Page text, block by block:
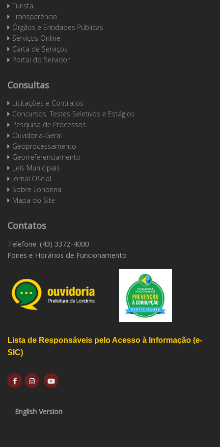
Turista
Transparência
Órgãos e Entidades Públicas
Serviços Online
Carta de Serviços
Portal do Servidor
Consultas
Licitações e Contratos
Concursos, Testes Seletivos e Estágios
Pesquisa de Processos
Ouvidoria-Geral
Geoprocessamento
Georreferenciamento
Leis Municipais
Jornal Oficial
Sobre Londrina
Mapa do Site
Contatos
Telefone: (43) 3372-4000
Fones e Horários de Funcionamento
Lista de Responsáveis pelo Acesso à Informação (e-
SIC)
English Version